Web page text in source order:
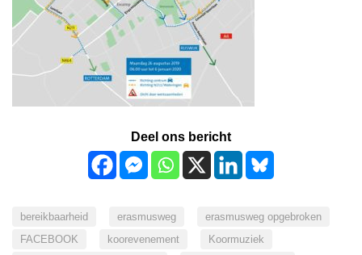
Deel ons bericht
bereikbaarheid erasmusweg
erasmusweg opgebroken
FACEBOOK
koorevenement
Koormuziek